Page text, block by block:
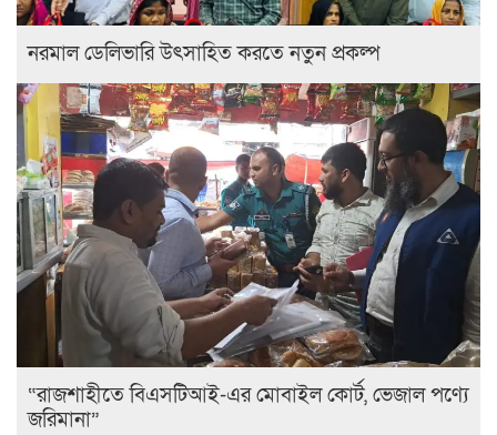
নরমাল ডেলিভারি উৎসাহিত করতে নতুন প্রকল্প
“রাজশাহীতে বিএসটিআই-এর মোবাইল কোর্ট, ভেজাল পণ্যে
জরিমানা”